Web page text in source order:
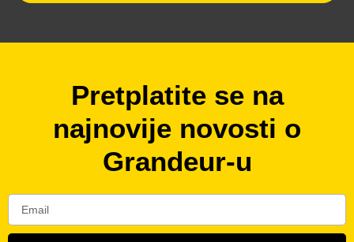
Pretplatite se na
najnovije novosti o
Grandeur-u